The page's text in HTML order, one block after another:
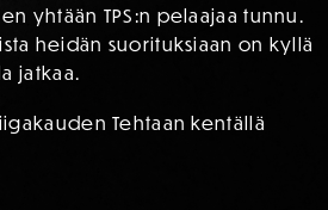
yhtään TPS:n pelaajaa tunnu.
heidän suorituksiaan on kyllä
jatkaa.
Tehtaan kentällä